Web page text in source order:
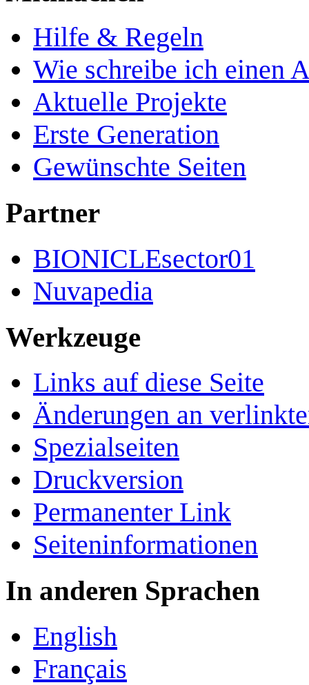
Hilfe & Regeln
Wie schreibe ich einen
Aktuelle Projekte
Erste Generation
Gewünschte Seiten
Partner
BIONICLEsector01
Nuvapedia
Werkzeuge
Links auf diese Seite
Änderungen an
Spezialseiten
Druckversion
Permanenter Link
Seiten­­informationen
In anderen Sprachen
English
Français